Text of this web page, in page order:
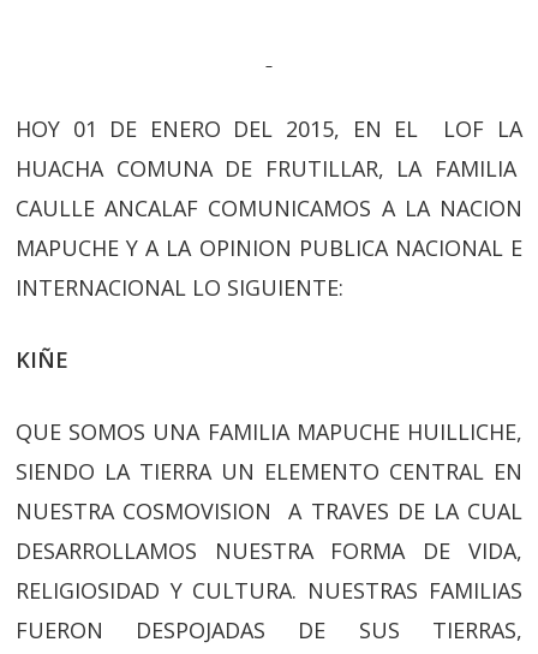
HOY 01 DE ENERO DEL 2015, EN EL LOF LA
HUACHA COMUNA DE FRUTILLAR, LA FAMILIA
CAULLE ANCALAF COMUNICAMOS A LA NACION
MAPUCHE Y A LA OPINION PUBLICA NACIONAL E
INTERNACIONAL LO SIGUIENTE:
KIÑE
QUE SOMOS UNA FAMILIA MAPUCHE HUILLICHE,
SIENDO LA TIERRA UN ELEMENTO CENTRAL EN
NUESTRA COSMOVISION A TRAVES DE LA CUAL
DESARROLLAMOS NUESTRA FORMA DE VIDA,
RELIGIOSIDAD Y CULTURA. NUESTRAS FAMILIAS
FUERON DESPOJADAS DE SUS TIERRAS,